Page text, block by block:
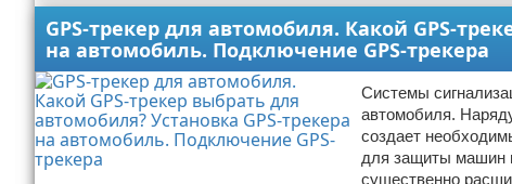
GPS-трекер для автомобиля. Какой GPS-
на автомобиль. Подключение GPS-трекера
Системы
автомобиля.
создает
для защиты машин
существенно